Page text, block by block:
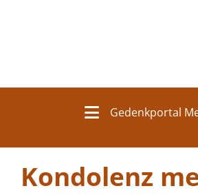
Gedenkportal
Kondolenz